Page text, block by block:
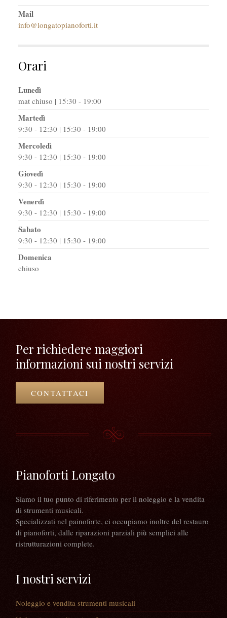
Mail
info@longatopianoforti.it
Orari
Lunedì
mat chiuso | 15:30 - 19:00
Martedì
9:30 - 12:30 | 15:30 - 19:00
Mercoledì
9:30 - 12:30 | 15:30 - 19:00
Giovedì
9:30 - 12:30 | 15:30 - 19:00
Venerdì
9:30 - 12:30 | 15:30 - 19:00
Sabato
9:30 - 12:30 | 15:30 - 19:00
Domenica
chiuso
Per richiedere maggiori
informazioni sui nostri servizi
CONTATTACI
Pianoforti Longato
Siamo il tuo punto di riferimento per il noleggio e la vendita
di strumenti musicali.
Specializzati nel painoforte, ci occupiamo inoltre del restauro
di pianoforti, dalle riparazioni parziali più semplici alle
ristrutturazioni complete.
I nostri servizi
Noleggio e vendita strumenti musicali